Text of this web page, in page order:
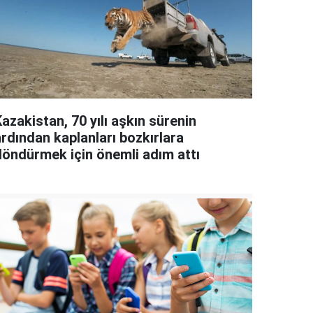
70 yılı aşkın sürenin
kaplanları bozkırlara
için önemli adım attı